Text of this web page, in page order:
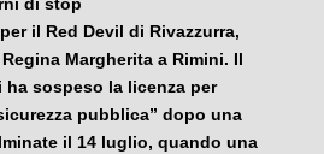
il Red Devil di Rivazzurra,
Margherita a Rimini. Il
sospeso la licenza per
pubblica” dopo una
il 14 luglio, quando una